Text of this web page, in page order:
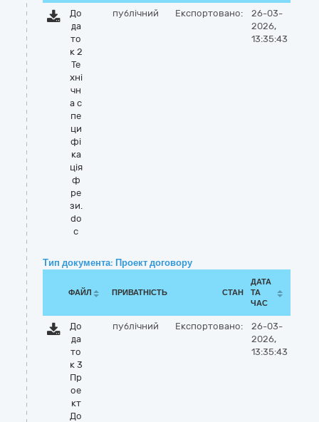
До
да
то
к 2
Те
хні
чн
а с
пе
ци
фі
ка
ція
ф
ре
зи.
do
c
публічний Експортовано:
26-03-
2026,
13:35:43
Тип документа: Проект договору
ФАЙЛ ПРИВАТНІСТЬ СТАН
ДАТА
ТА
ЧАС
До
да
то
к 3
Пр
ое
кт
До
публічний Експортовано:
26-03-
2026,
13:35:43